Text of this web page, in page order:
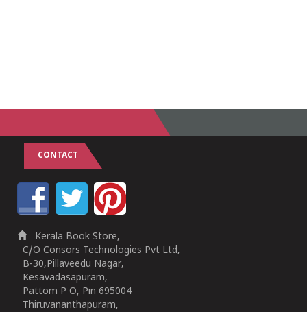
CONTACT
Kerala Book Store,
C/O Consors Technologies Pvt Ltd,
B-30,Pillaveedu Nagar,
Kesavadasapuram,
Pattom P O, Pin 695004
Thiruvananthapuram,